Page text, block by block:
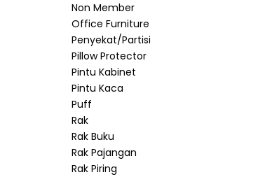
Non Member
Office Furniture
Penyekat/Partisi
Pillow Protector
Pintu Kabinet
Pintu Kaca
Puff
Rak
Rak Buku
Rak Pajangan
Rak Piring